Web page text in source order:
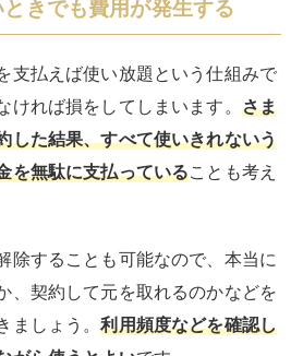
。
アラームを設定したりして、忘れ
ょう。ギリギリになって焦らない
事前に把握しておくとよいです。
らなくなる
い限り、利用が終了してしまうと
ん。音楽・動画・電子書籍なども
らすべて消えてしまいます。